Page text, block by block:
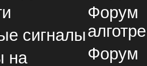
сигналы
на
Форум
Форум